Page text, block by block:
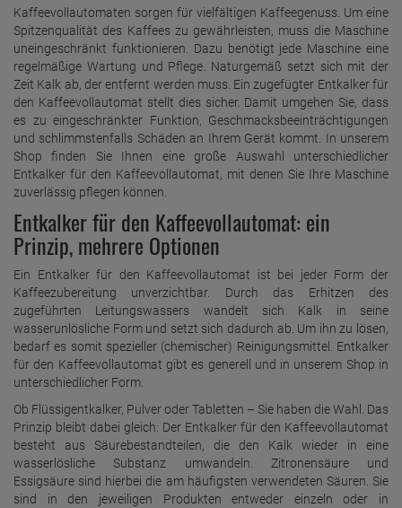
Kaffeevollautomaten sorgen für vielfältigen Kaffeegenuss. Um eine
Spitzenqualität des Kaffees zu gewährleisten, muss die Maschine
uneingeschränkt funktionieren. Dazu benötigt jede Maschine eine
regelmäßige Wartung und Pflege. Naturgemäß setzt sich mit der
Zeit Kalk ab, der entfernt werden muss. Ein zugefügter Entkalker für
den Kaffeevollautomat stellt dies sicher. Damit umgehen Sie, dass
es zu eingeschränkter Funktion, Geschmacksbeeinträchtigungen
und schlimmstenfalls Schäden an Ihrem Gerät kommt. In unserem
Shop finden Sie Ihnen eine große Auswahl unterschiedlicher
Entkalker für den Kaffeevollautomat, mit denen Sie Ihre Maschine
zuverlässig pflegen können.
Entkalker für den Kaffeevollautomat: ein
Prinzip, mehrere Optionen
Ein Entkalker für den Kaffeevollautomat ist bei jeder Form der
Kaffeezubereitung unverzichtbar. Durch das Erhitzen des
zugeführten Leitungswassers wandelt sich Kalk in seine
wasserunlösliche Form und setzt sich dadurch ab. Um ihn zu lösen,
bedarf es somit spezieller (chemischer) Reinigungsmittel. Entkalker
für den Kaffeevollautomat gibt es generell und in unserem Shop in
unterschiedlicher Form.
Ob Flüssigentkalker, Pulver oder Tabletten – Sie haben die Wahl. Das
Prinzip bleibt dabei gleich: Der Entkalker für den Kaffeevollautomat
besteht aus Säurebestandteilen, die den Kalk wieder in eine
wasserlösliche Substanz umwandeln. Zitronensäure und
Essigsäure sind hierbei die am häufigsten verwendeten Säuren. Sie
sind in den jeweiligen Produkten entweder einzeln oder in